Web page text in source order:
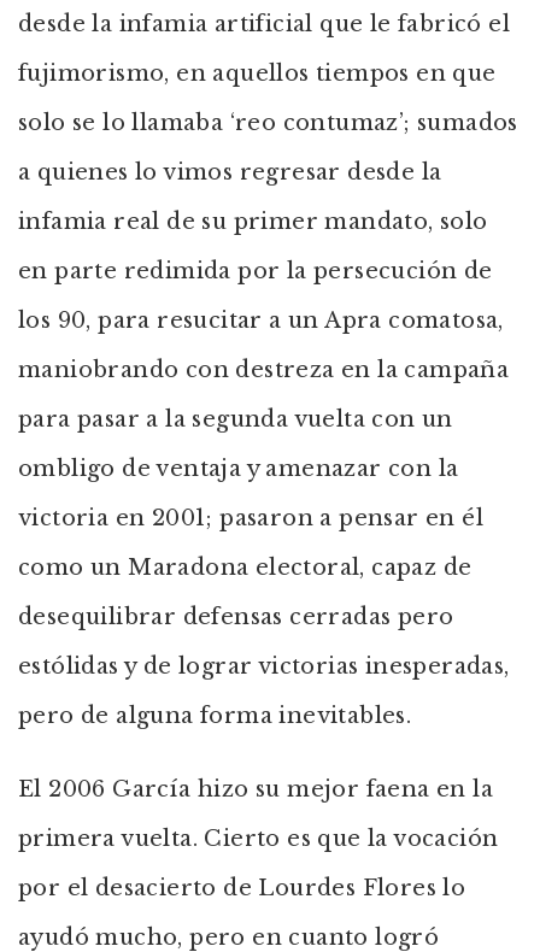
desde la infamia artificial que le fabricó el
fujimorismo, en aquellos tiempos en que
solo se lo llamaba ‘reo contumaz’; sumados
a quienes lo vimos regresar desde la
infamia real de su primer mandato, solo
en parte redimida por la persecución de
los 90, para resucitar a un Apra comatosa,
maniobrando con destreza en la campaña
para pasar a la segunda vuelta con un
ombligo de ventaja y amenazar con la
victoria en 2001; pasaron a pensar en él
como un Maradona electoral, capaz de
desequilibrar defensas cerradas pero
estólidas y de lograr victorias inesperadas,
pero de alguna forma inevitables.
El 2006 García hizo su mejor faena en la
primera vuelta. Cierto es que la vocación
por el desacierto de Lourdes Flores lo
ayudó mucho, pero en cuanto logró